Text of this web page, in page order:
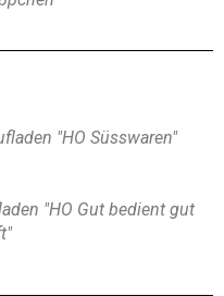
"HO Süsswaren"
"HO Gut bedient gut